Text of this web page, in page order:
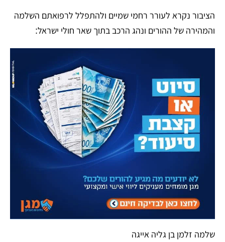
​הציבור נקרא לעורר רחמי שמיים ולהתפלל לרפואתם השלמה
והמהירה של ההורים ונהג הרכב בתוך שאר חולי ישראל:
​שלמה זלמן בן גליה אייגה